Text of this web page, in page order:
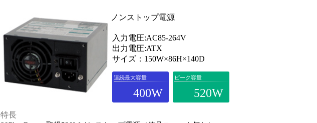
ノンストップ電源
入力電圧:AC85-264V
出力電圧:ATX
サイズ：150W×86H×140D
連続最大容量
400W
ピーク容量
520W
特長